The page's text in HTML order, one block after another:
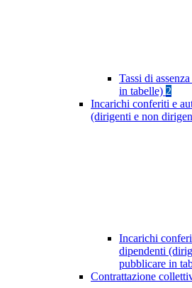
Tassi di
in tabelle) 2
Incarichi conferiti e
(dirigenti e non
Incarichi
dipendenti
pubblicare in
Contrattazione